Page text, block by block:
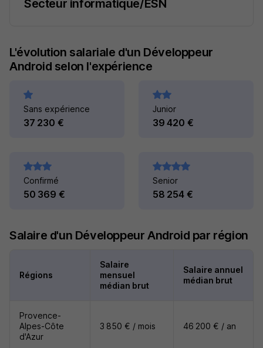
Secteur informatique/ESN
L'évolution salariale d'un Développeur
Android selon l'expérience
Sans expérience
37 230 €
Junior
39 420 €
Confirmé
50 369 €
Senior
58 254 €
Salaire d'un Développeur Android par région
Régions
Salaire
mensuel
médian brut
Salaire annuel
médian brut
Provence-
Alpes-Côte
d'Azur
3 850 € / mois 46 200 € / an